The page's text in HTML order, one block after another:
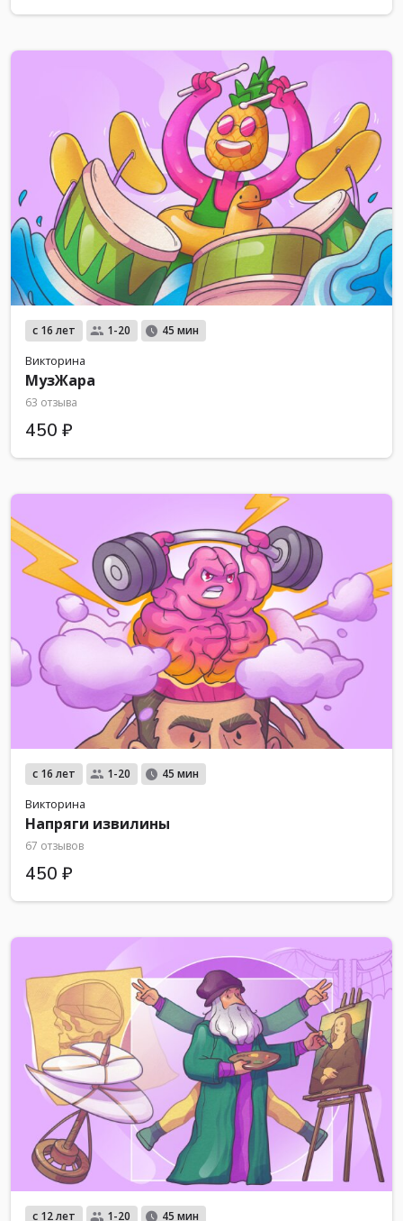
с 16 лет 1-20 45 мин
Викторина
МузЖара
63 отзыва
450 ₽
с 16 лет 1-20 45 мин
Викторина
Напряги извилины
67 отзывов
450 ₽
с 12 лет 1-20 45 мин